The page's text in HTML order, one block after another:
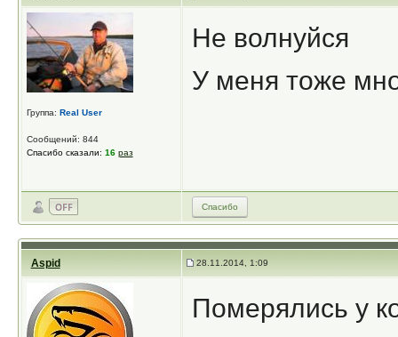
Группа: Real User
Сообщений: 844
Спасибо сказали: 16 раз
Не волнуйся
У меня тоже
Спасибо
Aspid 28.11.2014, 1:09
Померялись у